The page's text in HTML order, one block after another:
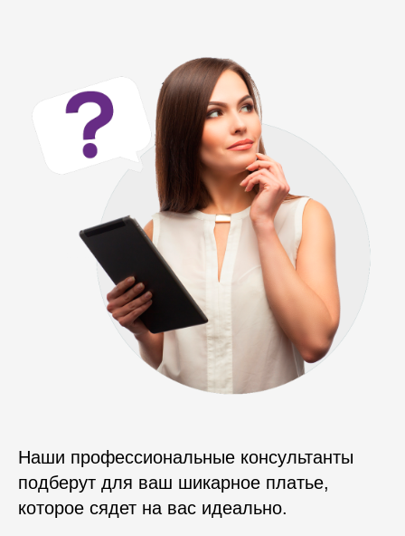
Наши профессиональные консультанты
подберут для ваш шикарное платье,
которое сядет на вас идеально.